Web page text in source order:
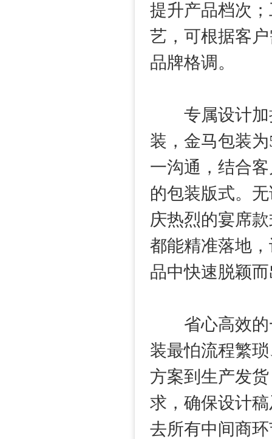
提升产品档次
艺，可根据客
品牌格调。
专属设计加
装，金马包装
一沟通，结合
的包装版式。
庆热烈的宴席
都能精准落地
品中快速脱颖
省心高效的
装最怕流程繁
方案到生产发
求，确保设计
去所有中间商